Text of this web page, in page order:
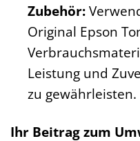
Zubehör:
Original Epson
Leistung und
zu gewährleisten.
Ihr Beitrag zum